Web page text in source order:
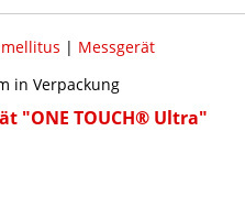
| Messgerät
in Verpackung
"ONE TOUCH® Ultra"